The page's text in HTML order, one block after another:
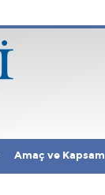
Amaç ve Kapsam